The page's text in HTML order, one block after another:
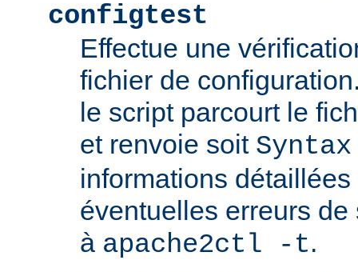
configtest
Effectue une
fichier de
le script parcourt le
et renvoie soit Syntax
informations
éventuelles erreurs
à apache2ctl -t.